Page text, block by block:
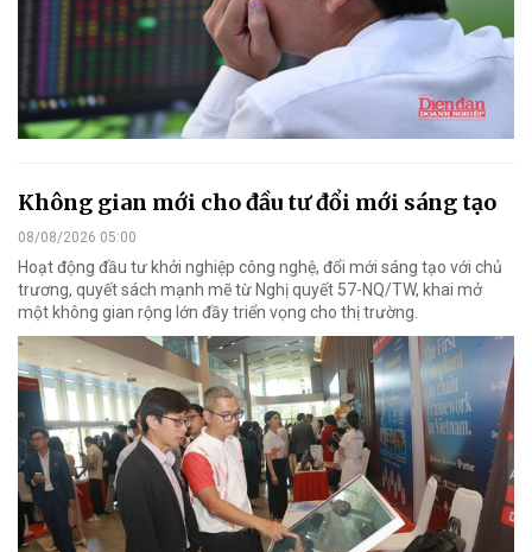
Không gian mới cho đầu tư đổi mới sáng tạo
08/08/2026 05:00
Hoạt động đầu tư khởi nghiệp công nghệ, đổi mới sáng tạo với chủ
trương, quyết sách mạnh mẽ từ Nghị quyết 57-NQ/TW, khai mở
một không gian rộng lớn đầy triển vọng cho thị trường.